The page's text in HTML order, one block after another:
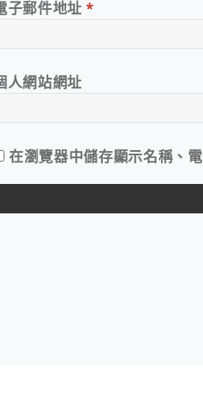
子郵件地址*
人網站網址
在瀏覽器中儲存顯示名稱、